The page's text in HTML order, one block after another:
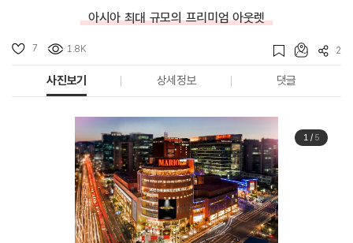
아시아 최대 규모의 프리미엄 아웃렛
7 1.8K 2
사진보기 상세정보 댓글
1/ 5